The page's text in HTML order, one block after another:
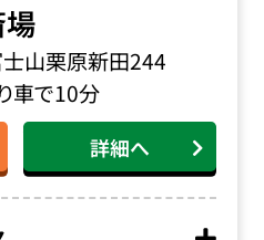
山栗原新田244
車で10分
詳細へ